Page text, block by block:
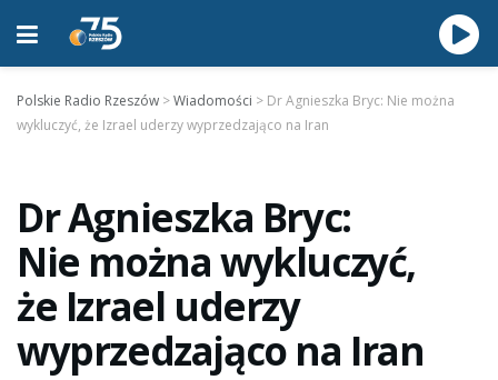
Polskie Radio Rzeszów >Wiadomości > Dr Agnieszka Bryc: Nie można
wykluczyć, że Izrael uderzy wyprzedzająco na Iran
Dr Agnieszka Bryc:
Nie można wykluczyć,
że Izrael uderzy
wyprzedzająco na Iran